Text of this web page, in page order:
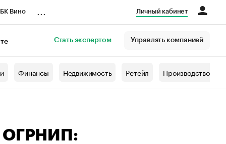
Вино Личный кабинет
Стать экспертом Управлять компанией
Финансы Недвижимость Ретейл Производство
ОГРНИП: